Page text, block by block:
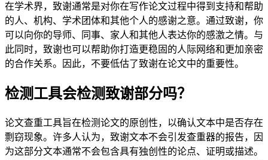
在学术界，致谢通常是对你在写作论文过程中得到支持和帮助
的人、机构、学术团体和其他个人的感谢之意。通过致谢，你
可以向你的导师、同事、家人和其他人表达你的感激之情。与
此同时，致谢也可以帮助你打造更稳固的人际网络和更加亲密
的合作关系。因此，不要低估了致谢在论文中的重要性。
检测工具会检测致谢部分吗？
论文查重工具旨在检测论文的原创性，以确认文本中是否存在
剽窃现象。许多人认为，致谢文本不会引发查重器的报告，因
为这部分文本通常不会包含具有独创性的论点、证明或描述。